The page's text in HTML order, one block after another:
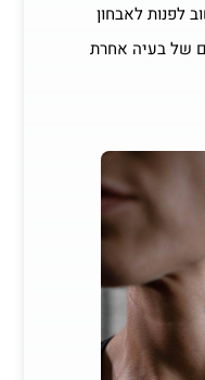
לפנות לאבחון
של בעיה אחרת